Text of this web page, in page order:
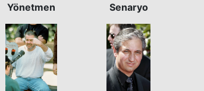
Yönetmen Senaryo